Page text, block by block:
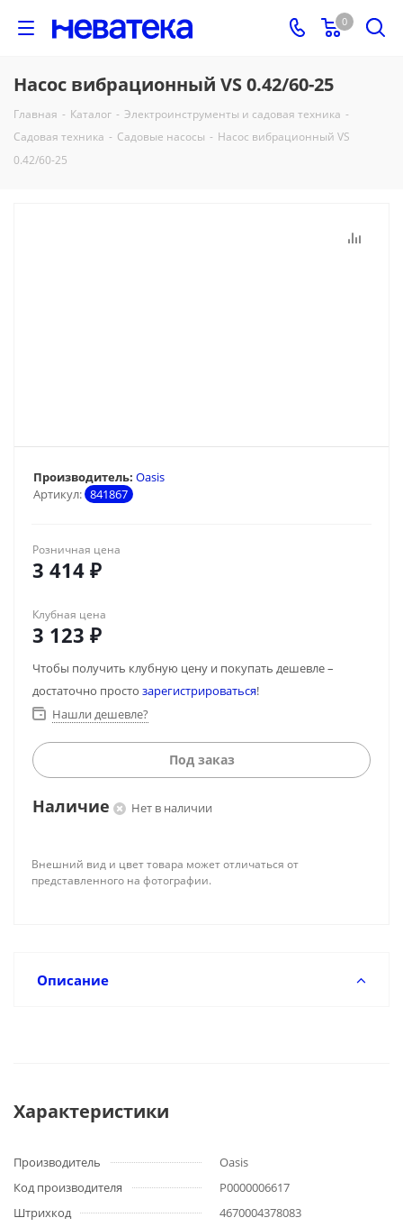
0
Насос вибрационный VS 0.42/60-25
Главная - Каталог - Электроинструменты и садовая техника -
Садовая техника - Садовые насосы - Насос вибрационный VS
0.42/60-25
Артикул: 841867
Производитель: Oasis
Розничная цена
3 414 ₽
Клубная цена
3 123 ₽
Чтобы получить клубную цену и покупать дешевле –
достаточно просто зарегистрироваться!
Нашли дешевле?
Под заказ
Наличие Нет в наличии
Внешний вид и цвет товара может отличаться от
представленного на фотографии.
Описание
Характеристики
Производитель
Oasis
Код производителя
Р0000006617
Штрихкод
4670004378083